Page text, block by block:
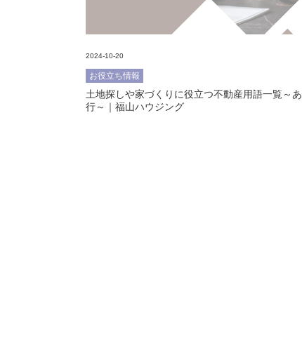
2024-10-20
お役立ち情報
土地探しや家づくりに役立つ不動産用語一覧～あ
行～｜福山ハウジング